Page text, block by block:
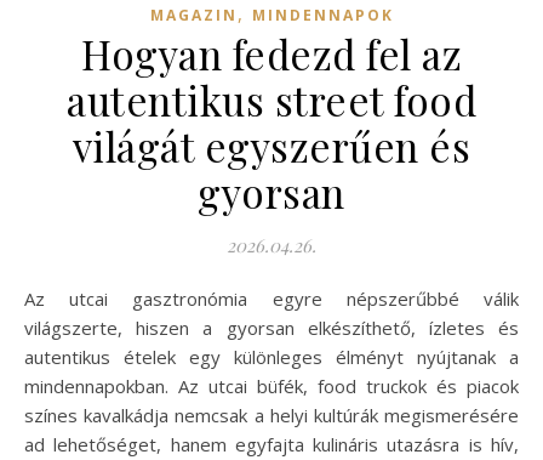
MAGAZIN , MINDENNAPOK
Hogyan fedezd fel az
autentikus street food
világát egyszerűen és
gyorsan
2026.04.26.
Az utcai gasztronómia egyre népszerűbbé válik
világszerte, hiszen a gyorsan elkészíthető, ízletes és
autentikus ételek egy különleges élményt nyújtanak a
mindennapokban. Az utcai büfék, food truckok és piacok
színes kavalkádja nemcsak a helyi kultúrák megismerésére
ad lehetőséget, hanem egyfajta kulináris utazásra is hív,